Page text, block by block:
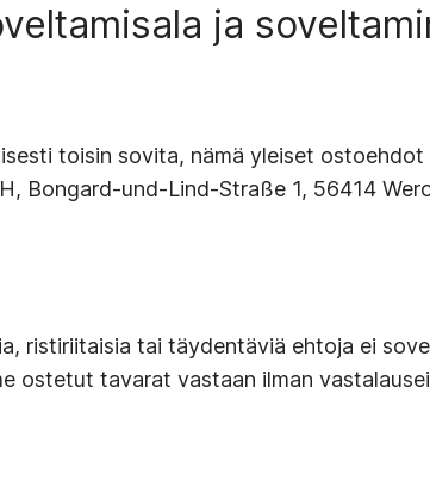
ja
toisin sovita, nämä yleiset
Bongard-und-Lind-Straße 1, 56414
ristiriitaisia tai täydentäviä ehtoja ei
ostetut tavarat vastaan ilman